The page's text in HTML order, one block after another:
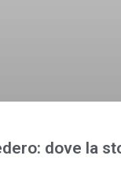
dove la